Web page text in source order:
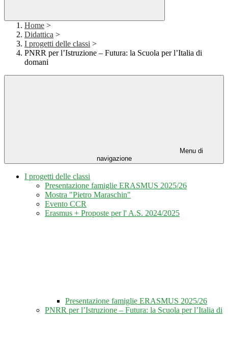
Home >
Didattica >
I progetti delle classi >
PNRR per l’Istruzione – Futura: la Scuola per l’Italia di
domani
Menu di
navigazione
I progetti delle classi
Presentazione famiglie ERASMUS 2025/26
Mostra "Pietro Maraschin"
Evento CCR
Erasmus + Proposte per l' A.S. 2024/2025
Presentazione famiglie ERASMUS 2025/26
PNRR per l’Istruzione – Futura: la Scuola per l’Italia di